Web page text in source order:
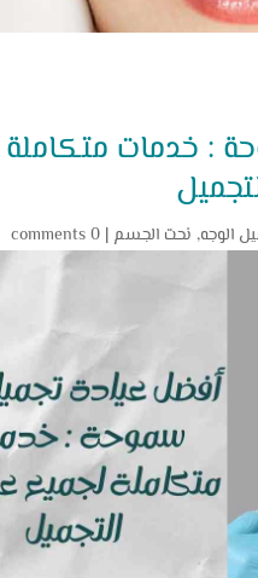
: خدمات متكاملة
الوجه, نحت الجسم |
0 comments